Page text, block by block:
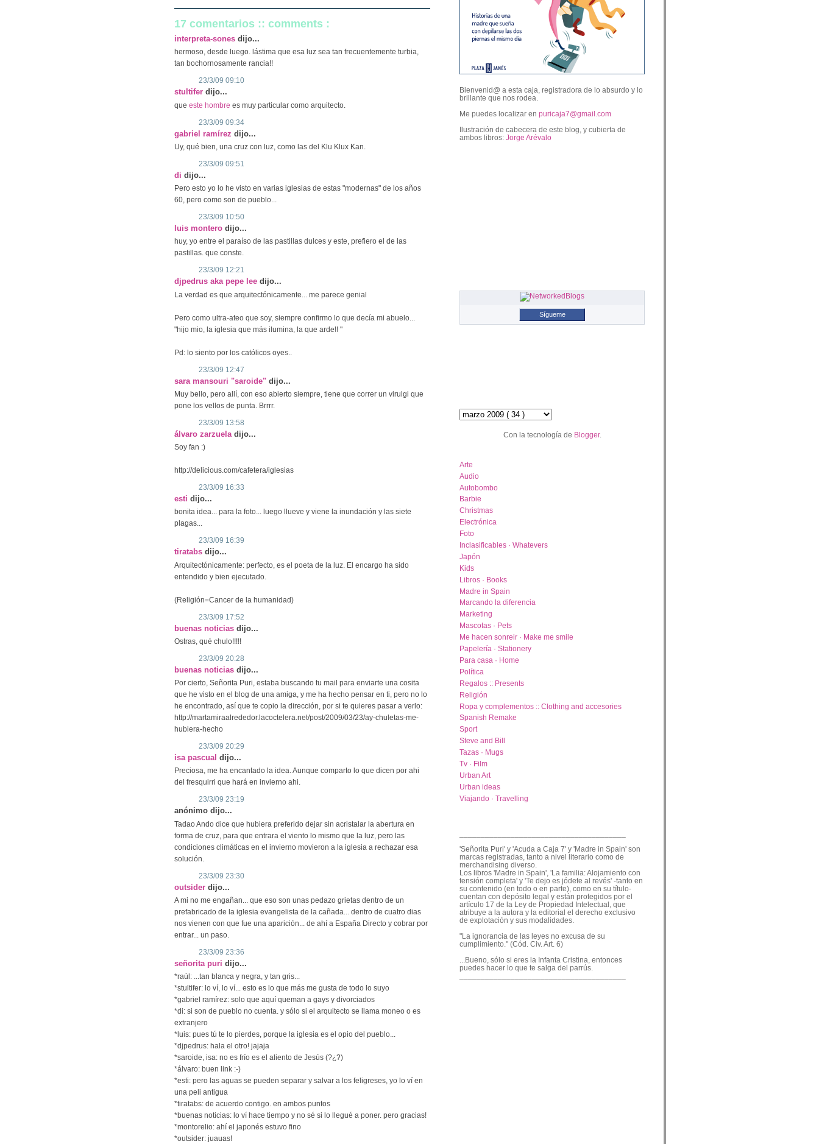
17 comentarios :: comments :
interpreta-sones dijo...
hermoso, desde luego. lástima que esa luz sea tan frecuentemente turbia,
tan bochornosamente rancia!!
23/3/09 09:10
stultifer dijo...
que este hombre es muy particular como arquitecto.
23/3/09 09:34
gabriel ramírez dijo...
Uy, qué bien, una cruz con luz, como las del Klu Klux Kan.
23/3/09 09:51
di dijo...
Pero esto yo lo he visto en varias iglesias de estas "modernas" de los años
60, pero como son de pueblo...
23/3/09 10:50
luis montero dijo...
huy, yo entre el paraíso de las pastillas dulces y este, prefiero el de las
pastillas. que conste.
23/3/09 12:21
djpedrus aka pepe lee dijo...
La verdad es que arquitectónicamente... me parece genial
Pero como ultra-ateo que soy, siempre confirmo lo que decía mi abuelo...
"hijo mio, la iglesia que más ilumina, la que arde!! "
Pd: lo siento por los católicos oyes..
23/3/09 12:47
sara mansouri "saroide" dijo...
Muy bello, pero allí, con eso abierto siempre, tiene que correr un virulgi que
pone los vellos de punta. Brrrr.
23/3/09 13:58
álvaro zarzuela dijo...
Soy fan :)
http://delicious.com/cafetera/iglesias
23/3/09 16:33
esti dijo...
bonita idea... para la foto... luego llueve y viene la inundación y las siete
plagas...
23/3/09 16:39
tiratabs dijo...
Arquitectónicamente: perfecto, es el poeta de la luz. El encargo ha sido
entendido y bien ejecutado.
(Religión=Cancer de la humanidad)
23/3/09 17:52
buenas noticias dijo...
Ostras, qué chulo!!!!!
23/3/09 20:28
buenas noticias dijo...
Por cierto, Señorita Puri, estaba buscando tu mail para enviarte una cosita
que he visto en el blog de una amiga, y me ha hecho pensar en ti, pero no lo
he encontrado, así que te copio la dirección, por si te quieres pasar a verlo:
http://martamiraalrededor.lacoctelera.net/post/2009/03/23/ay-chuletas-me-
hubiera-hecho
23/3/09 20:29
isa pascual dijo...
Preciosa, me ha encantado la idea. Aunque comparto lo que dicen por ahi
del fresquirri que hará en invierno ahi.
23/3/09 23:19
anónimo dijo...
Tadao Ando dice que hubiera preferido dejar sin acristalar la abertura en
forma de cruz, para que entrara el viento lo mismo que la luz, pero las
condiciones climáticas en el invierno movieron a la iglesia a rechazar esa
solución.
23/3/09 23:30
outsider dijo...
A mi no me engañan... que eso son unas pedazo grietas dentro de un
prefabricado de la iglesia evangelista de la cañada... dentro de cuatro dias
nos vienen con que fue una aparición... de ahí a España Directo y cobrar por
entrar... un paso.
23/3/09 23:36
señorita puri dijo...
*raúl: ...tan blanca y negra, y tan gris...
*stultifer: lo ví, lo ví... esto es lo que más me gusta de todo lo suyo
*gabriel ramírez: solo que aquí queman a gays y divorciados
*di: si son de pueblo no cuenta. y sólo si el arquitecto se llama moneo o es
extranjero
*luis: pues tú te lo pierdes, porque la iglesia es el opio del pueblo...
*djpedrus: hala el otro! jajaja
*saroide, isa: no es frío es el aliento de Jesús (?¿?)
*álvaro: buen link :-)
*esti: pero las aguas se pueden separar y salvar a los feligreses, yo lo ví en
una peli antigua
*tiratabs: de acuerdo contigo. en ambos puntos
*buenas noticias: lo ví hace tiempo y no sé si lo llegué a poner. pero gracias!
*montorelio: ahí el japonés estuvo fino
*outsider: juauas!
Bienvenid@ a esta caja, registradora de lo absurdo y lo
brillante que nos rodea.
Me puedes localizar en puricaja7@gmail.com
Ilustración de cabecera de este blog, y cubierta de
ambos libros: Jorge Arévalo
Sígueme
Con la tecnología de Blogger.
Arte
Audio
Autobombo
Barbie
Christmas
Electrónica
Foto
Inclasificables · Whatevers
Japón
Kids
Libros · Books
Madre in Spain
Marcando la diferencia
Marketing
Mascotas · Pets
Me hacen sonreir · Make me smile
Papelería · Stationery
Para casa · Home
Política
Regalos :: Presents
Religión
Ropa y complementos :: Clothing and accesories
Spanish Remake
Sport
Steve and Bill
Tazas · Mugs
Tv · Film
Urban Art
Urban ideas
Viajando · Travelling
'Señorita Puri' y 'Acuda a Caja 7' y 'Madre in Spain' son
marcas registradas, tanto a nivel literario como de
merchandising diverso.
Los libros 'Madre in Spain', 'La familia: Alojamiento con
tensión completa' y 'Te dejo es jódete al revés' -tanto en
su contenido (en todo o en parte), como en su título-
cuentan con depósito legal y están protegidos por el
artículo 17 de la Ley de Propiedad Intelectual, que
atribuye a la autora y la editorial el derecho exclusivo
de explotación y sus modalidades.
"La ignorancia de las leyes no excusa de su
cumplimiento." (Cód. Civ. Art. 6)
...Bueno, sólo si eres la Infanta Cristina, entonces
puedes hacer lo que te salga del parrús.